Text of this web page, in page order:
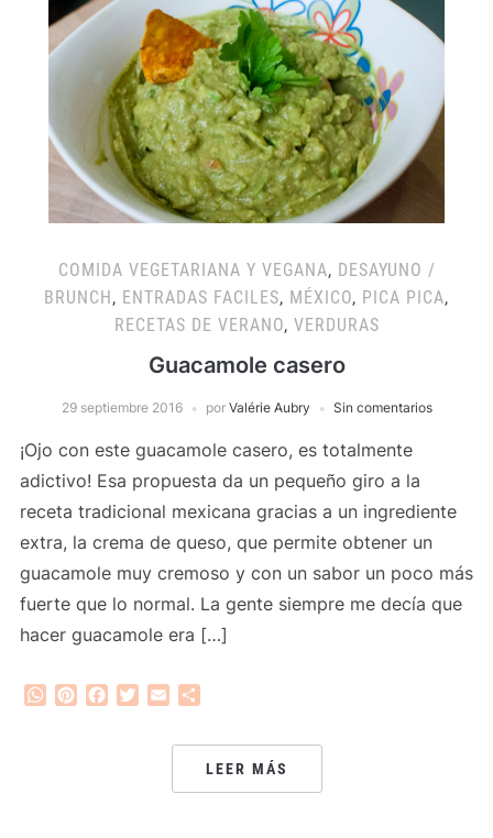
COMIDA VEGETARIANA Y VEGANA, DESAYUNO /
BRUNCH, ENTRADAS FACILES, MÉXICO, PICA PICA,
RECETAS DE VERANO, VERDURAS
Guacamole casero
29 septiembre 2016 por Valérie Aubry Sin comentarios
¡Ojo con este guacamole casero, es totalmente
adictivo! Esa propuesta da un pequeño giro a la
receta tradicional mexicana gracias a un ingrediente
extra, la crema de queso, que permite obtener un
guacamole muy cremoso y con un sabor un poco más
fuerte que lo normal. La gente siempre me decía que
hacer guacamole era […]
WhatsApp
PinterestFacebook
Twitter
Email
LEER MÁS